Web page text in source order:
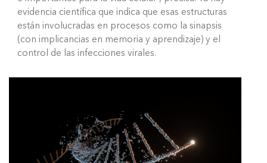
evidencia científica que indica que esas estructuras
están involucradas en procesos como la sinapsis
(con implicancias en memoria y aprendizaje) y el
control de las infecciones virales.